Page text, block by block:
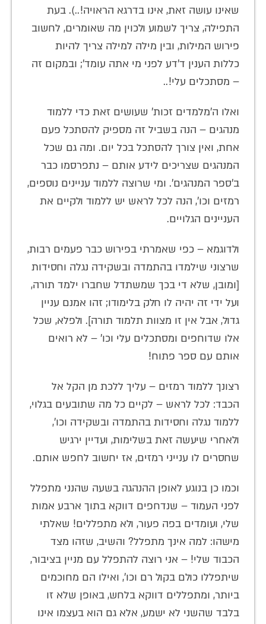
שאינו עושה זאת, אינו בדרגא הראויה!..). בעת
התפילה, צריך לשמוע ולכוין מה שאומרים, לחשוב
פירוש המילות, ובין מילה למילה צריך להיות
כללות הענין ד'דע לפני מי אתה עומד'; ובמקום זה
– מסתכלים עלי!..
ואלו ה'מלמדים זכות' שעושים זאת כדי ללמוד
מנהגים – הנה בשביל זה מספיק להסתכל פעם
אחת, ואין צורך להסתכל בכל יום. ומה גם שכל
המנהגים שצריכים לידע אותם – נתפרסמו כבר
ב'ספר המנהגים'. ומי שרוצה ללמוד עניינים נוספים,
רמזים וכו', הנה לכל לראש יש ללמוד ולקיים את
העניינים הגלויים.
ולדוגמא – כפי שאמרתי בפירוש כבר פעמים רבות,
שרצוני שילמדו בהתמדה ובשקידה נגלה וחסידות
[ומובן, שלא די בכך שמשתדל שחברו ילמד תורה,
ועל ידי זה יהיה לו חלק בלימודו; זהו אמנם עניין
גדול, אבל אין זו מצוות תלמוד תורה]. ולפלא, שכל
אלו שדוחפים ומסתכלים עלי וכו' – לא רואים
אותם עם ספר פתוח!
רצונך ללמוד רמזים – עליך ללכת מן הקל אל
הכבד: לכל לראש – לקיים כל מה שתובעים בגלוי,
ללמוד נגלה וחסידות בהתמדה ובשקידה וכו',
ולאחרי שיעשה זאת בשלימות, ועדיין ירגיש
שחסרים לו ענייני רמזים, אז יחשוב לחפש אותם.
וכמו כן בנוגע לאופן ההנהגה בשעה שהנני מתפלל
לפני העמוד – שנדחפים דווקא בתוך ארבע אמות
שלי, ועומדים בפה פעור, ולא מתפללים! שאלתי
מישהו: למה אינך מתפלל? והשיב, שזהו מצד
הכבוד שלי! – אני רוצה להתפלל עם מניין בציבור,
שיתפללו כולם בקול רם וכו', ואילו הם מחוכמים
ביותר, ומתפללים דווקא בלחש, באופן שלא זו
בלבד שהשני לא ישמע, אלא גם הוא בעצמו אינו